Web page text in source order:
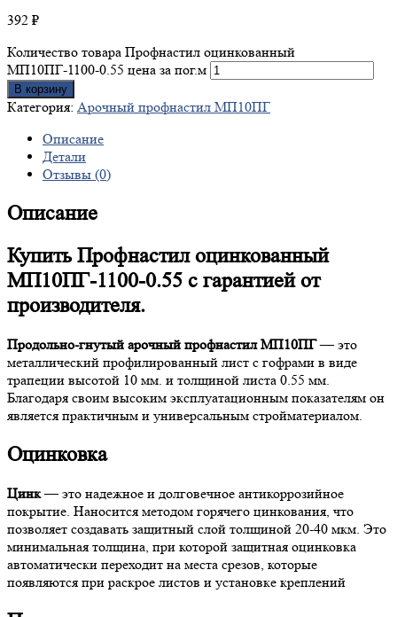
392 ₽
Количество товара Профнастил оцинкованный
МП10ПГ-1100-0.55 цена за пог.м
В корзину
Категория: Арочный профнастил МП10ПГ
Описание
Детали
Отзывы (0)
Описание
Купить Профнастил оцинкованный
МП10ПГ-1100-0.55 с гарантией от
производителя.
Продольно-гнутый арочный профнастил МП10ПГ— это
металлический профилированный лист с гофрами в виде
трапеции высотой 10 мм. и толщиной листа 0.55 мм.
Благодаря своим высоким эксплуатационным показателям он
является практичным и универсальным стройматериалом.
Оцинковка
Цинк— это надежное и долговечное антикоррозийное
покрытие. Наносится методом горячего цинкования, что
позволяет создавать защитный слой толщиной 20-40 мкм. Это
минимальная толщина, при которой защитная оцинковка
автоматически переходит на места срезов, которые
появляются при раскрое листов и установке креплений